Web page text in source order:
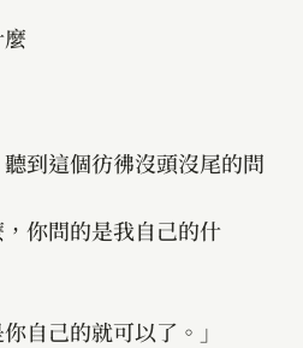
聽到這個彷彿沒頭沒尾的問
你問的是我自己的什
自己的就可以了。」